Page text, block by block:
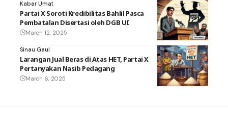
Kabar Umat
Partai X Soroti Kredibilitas Bahlil Pasca
Pembatalan Disertasi oleh DGB UI
March 12, 2025
Sinau Gaul
Larangan Jual Beras di Atas HET, Partai X
Pertanyakan Nasib Pedagang
March 6, 2025